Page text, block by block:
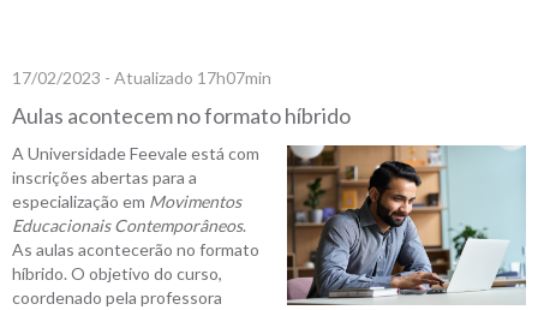
17/02/2023 - Atualizado 17h07min
Aulas acontecem no formato híbrido
A Universidade Feevale está com
inscrições abertas para a
especialização em Movimentos
Educacionais Contemporâneos.
As aulas acontecerão no formato
híbrido. O objetivo do curso,
coordenado pela professora